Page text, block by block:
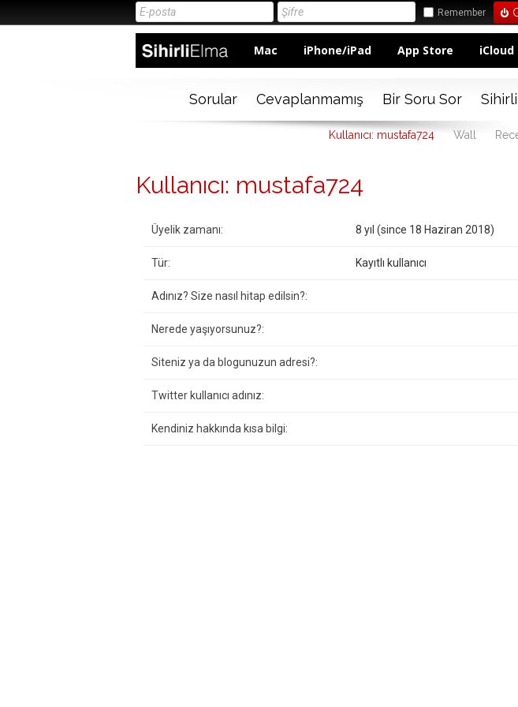
Remember
Mac iPhone/iPad App Store iCloud
Sorular Cevaplanmamış Bir Soru Sor
Kullanıcı: mustafa724 Wall
Kullanıcı: mustafa724
Üyelik zamanı: 8 yıl (since 18 Haziran 2018)
Tür: Kayıtlı kullanıcı
Adınız? Size nasıl hitap edilsin?:
Nerede yaşıyorsunuz?:
Siteniz ya da blogunuzun adresi?:
Twitter kullanıcı adınız:
Kendiniz hakkında kısa bilgi: